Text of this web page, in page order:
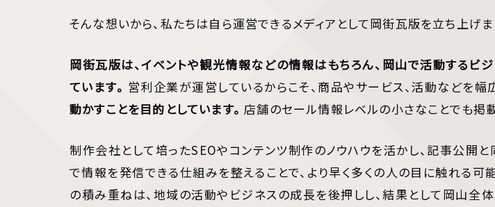
そんな想いから、私たちは自ら運営できるメディアとして岡街瓦版を立ち上げま
岡街瓦版は、イベントや観光情報などの情報はもちろん、岡山で活動するビ
ています。 営利企業が運営しているからこそ、商品やサービス、活動などを幅
動かすことを目的としています。 店舗のセール情報レベルの小さなことでも掲
制作会社として培ったSEOやコンテンツ制作のノウハウを活かし、記事公開
で情報を発信できる仕組みを整えることで、より早く多くの人の目に触れる可
の積み重ねは、地域の活動やビジネスの成長を後押しし、結果として岡山全